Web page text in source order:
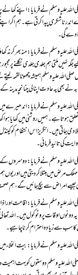
دے گی۔
نے بھی یہ عادت اپنا لی چنانچہ
کی تائید فرمائی۔
امراض سے بچ جائیں گے، ہم
سب سے زیادہ احترام کرنا چاہیے۔